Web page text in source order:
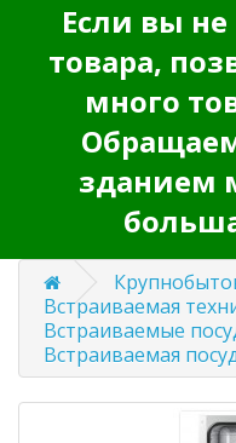
Если вы
товара,
много
зданием
Встраиваемая
Встраиваемые
Встраиваемая